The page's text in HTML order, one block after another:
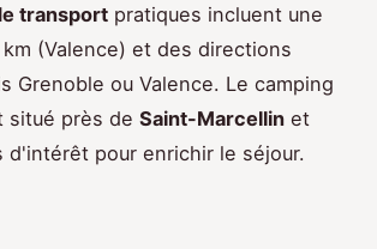
transport pratiques incluent une
(Valence) et des directions
Grenoble ou Valence. Le camping
situé près de Saint-Marcellin et
d'intérêt pour enrichir le séjour.